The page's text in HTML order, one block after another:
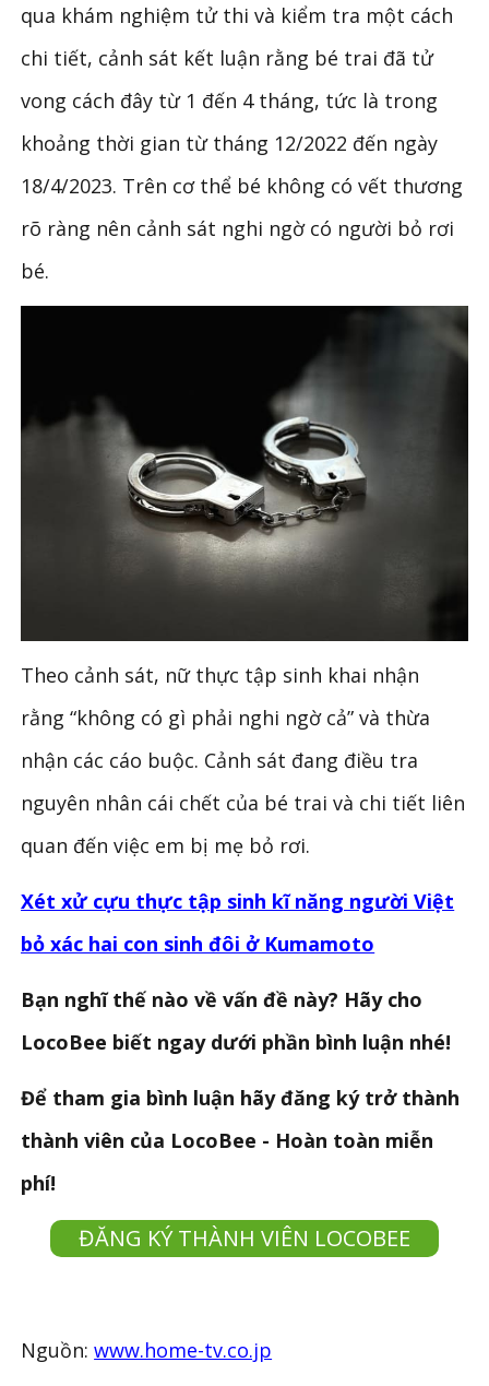
qua khám nghiệm tử thi và kiểm tra một cách
chi tiết, cảnh sát kết luận rằng bé trai đã tử
vong cách đây từ 1 đến 4 tháng, tức là trong
khoảng thời gian từ tháng 12/2022 đến ngày
18/4/2023. Trên cơ thể bé không có vết thương
rõ ràng nên cảnh sát nghi ngờ có người bỏ rơi
bé.
Theo cảnh sát, nữ thực tập sinh khai nhận
rằng “không có gì phải nghi ngờ cả” và thừa
nhận các cáo buộc. Cảnh sát đang điều tra
nguyên nhân cái chết của bé trai và chi tiết liên
quan đến việc em bị mẹ bỏ rơi.
Xét xử cựu thực tập sinh kĩ năng người Việt
bỏ xác hai con sinh đôi ở Kumamoto
Bạn nghĩ thế nào về vấn đề này? Hãy cho
LocoBee biết ngay dưới phần bình luận nhé!
Để tham gia bình luận hãy đăng ký trở thành
thành viên của LocoBee - Hoàn toàn miễn
phí!
ĐĂNG KÝ THÀNH VIÊN LOCOBEE
Nguồn:www.home-tv.co.jp